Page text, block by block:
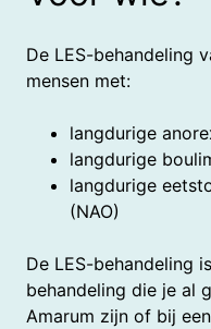
De LES-behandeling
mensen met:
langdurige
langdurige
langdurige
(NAO)
De LES-behandeling
behandeling die je al
Amarum zijn of bij